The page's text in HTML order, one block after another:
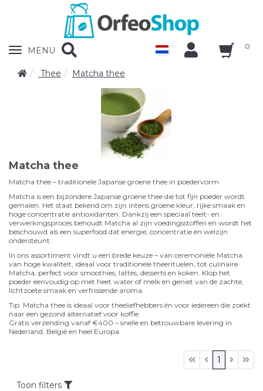
Zobrazit
MENU 0
Thee Matcha thee
Matcha thee
Matcha thee – traditionele Japanse groene thee in poedervorm
Matcha is een bijzondere Japanse groene thee die tot fijn poeder wordt
gemalen. Het staat bekend om zijn intens groene kleur, rijke smaak en
hoge concentratie antioxidanten. Dankzij een speciaal teelt- en
verwerkingsproces behoudt Matcha al zijn voedingsstoffen en wordt het
beschouwd als een superfood dat energie, concentratie en welzijn
ondersteunt.
In ons assortiment vindt u een brede keuze – van ceremoniële Matcha
van hoge kwaliteit, ideaal voor traditionele theerituelen, tot culinaire
Matcha, perfect voor smoothies, lattes, desserts en koken. Klop het
poeder eenvoudig op met heet water of melk en geniet van de zachte,
lichtzoete smaak en verfrissende aroma.
Tip: Matcha thee is ideaal voor theeliefhebbers én voor iedereen die zoekt
naar een gezond alternatief voor koffie.
Gratis verzending vanaf €400 – snelle en betrouwbare levering in
Nederland, België en heel Europa.
1
Toon filters